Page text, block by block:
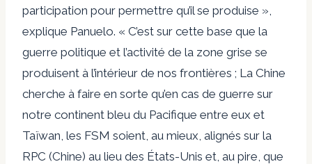
participation pour permettre qu’il se produise »,
explique Panuelo. « C’est sur cette base que la
guerre politique et l’activité de la zone grise se
produisent à l’intérieur de nos frontières ; La Chine
cherche à faire en sorte qu’en cas de guerre sur
notre continent bleu du Pacifique entre eux et
Taïwan, les FSM soient, au mieux, alignés sur la
RPC (Chine) au lieu des États-Unis et, au pire, que